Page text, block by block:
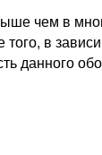
чем в
в
данного